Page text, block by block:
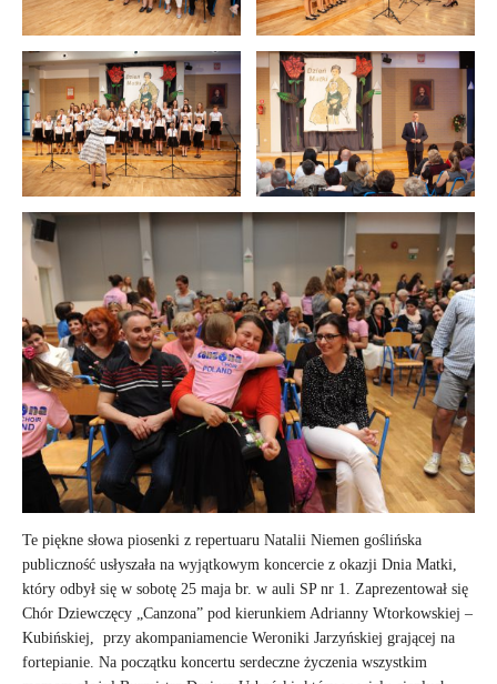
Te piękne słowa piosenki z repertuaru Natalii Niemen goślińska
publiczność usłyszała na wyjątkowym koncercie z okazji Dnia Matki,
który odbył się w sobotę 25 maja br. w auli SP nr 1. Zaprezentował się
Chór Dziewczęcy „Canzona” pod kierunkiem Adrianny Wtorkowskiej –
Kubińskiej, przy akompaniamencie Weroniki Jarzyńskiej grającej na
fortepianie. Na początku koncertu serdeczne życzenia wszystkim